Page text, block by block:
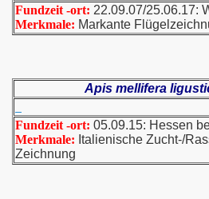
Fundzeit -ort: 22.09.07/25.06.17:
Merkmale: Markante
Apis mellifera
Fundzeit -ort: 05.09.15: Hessen
Merkmale: Italienische Zucht-/
Zeichnung